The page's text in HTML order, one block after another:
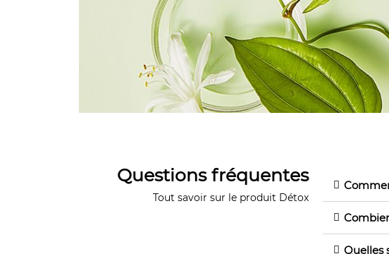
Questions fréquentes
Tout savoir sur le produit Détox
Quelles